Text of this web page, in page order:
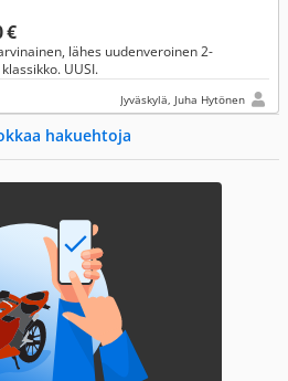
€
lähes uudenveroinen 2-
UUSI.
Jyväskylä, Juha Hytönen
hakuehtoja